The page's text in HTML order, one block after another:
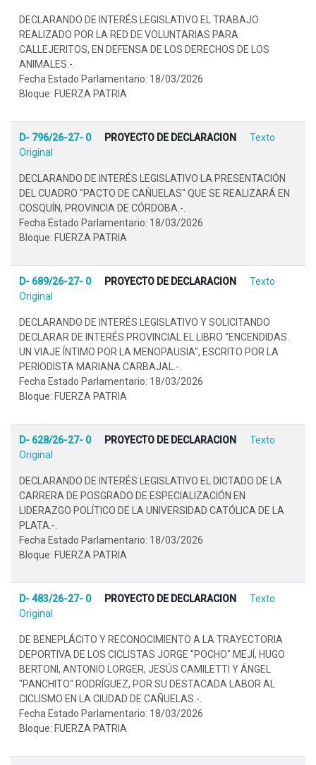
DECLARANDO DE INTERÉS LEGISLATIVO EL TRABAJO
REALIZADO POR LA RED DE VOLUNTARIAS PARA
CALLEJERITOS, EN DEFENSA DE LOS DERECHOS DE LOS
ANIMALES.-.
Fecha Estado Parlamentario: 18/03/2026
Bloque: FUERZA PATRIA
D- 796/26-27- 0 PROYECTO DE DECLARACION
Texto
Original
DECLARANDO DE INTERÉS LEGISLATIVO LA PRESENTACIÓN
DEL CUADRO "PACTO DE CAÑUELAS" QUE SE REALIZARÁ EN
COSQUÍN, PROVINCIA DE CÓRDOBA.-.
Fecha Estado Parlamentario: 18/03/2026
Bloque: FUERZA PATRIA
D- 689/26-27- 0 PROYECTO DE DECLARACION
Texto
Original
DECLARANDO DE INTERÉS LEGISLATIVO Y SOLICITANDO
DECLARAR DE INTERÉS PROVINCIAL EL LIBRO "ENCENDIDAS.
UN VIAJE ÍNTIMO POR LA MENOPAUSIA", ESCRITO POR LA
PERIODISTA MARIANA CARBAJAL.-.
Fecha Estado Parlamentario: 18/03/2026
Bloque: FUERZA PATRIA
D- 628/26-27- 0 PROYECTO DE DECLARACION
Texto
Original
DECLARANDO DE INTERÉS LEGISLATIVO EL DICTADO DE LA
CARRERA DE POSGRADO DE ESPECIALIZACIÓN EN
LIDERAZGO POLÍTICO DE LA UNIVERSIDAD CATÓLICA DE LA
PLATA.-.
Fecha Estado Parlamentario: 18/03/2026
Bloque: FUERZA PATRIA
D- 483/26-27- 0 PROYECTO DE DECLARACION
Texto
Original
DE BENEPLÁCITO Y RECONOCIMIENTO A LA TRAYECTORIA
DEPORTIVA DE LOS CICLISTAS JORGE "POCHO" MEJÍ, HUGO
BERTONI, ANTONIO LORGER, JESÚS CAMILETTI Y ÁNGEL
"PANCHITO" RODRÍGUEZ, POR SU DESTACADA LABOR AL
CICLISMO EN LA CIUDAD DE CAÑUELAS.-.
Fecha Estado Parlamentario: 18/03/2026
Bloque: FUERZA PATRIA